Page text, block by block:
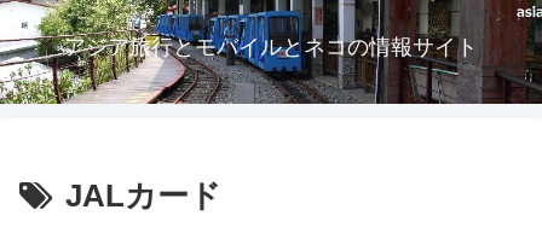
アジア旅行とモバイルとネコの情報サイト
JALカード